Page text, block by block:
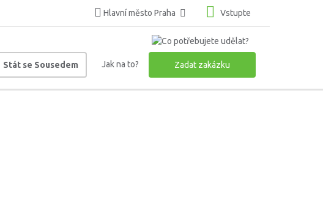
Hlavní město Praha Vstupte
Stát se Sousedem Jak na to? Zadat zakázku